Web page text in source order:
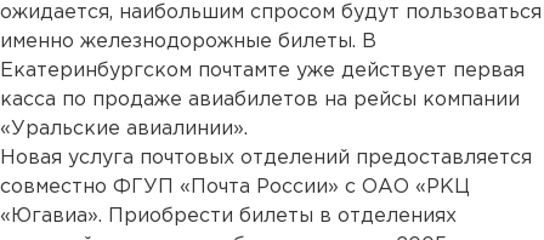
ожидается, наибольшим спросом будут пользоваться
именно железнодорожные билеты. В
Екатеринбургском почтамте уже действует первая
касса по продаже авиабилетов на рейсы компании
«Уральские авиалинии».
Новая услуга почтовых отделений предоставляется
совместно ФГУП «Почта России» с ОАО «РКЦ
«Югавиа». Приобрести билеты в отделениях